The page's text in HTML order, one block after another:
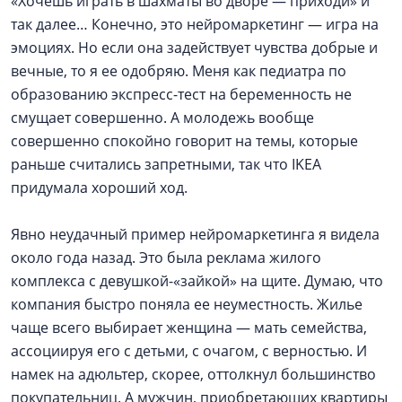
так далее… Конечно, это нейромаркетинг — игра на
эмоциях. Но если она задействует чувства добрые и
вечные, то я ее одобряю. Меня как педиатра по
образованию экспресс-тест на беременность не
смущает совершенно. А молодежь вообще
совершенно спокойно говорит на темы, которые
раньше считались запретными, так что IKEA
придумала хороший ход.
Явно неудачный пример нейромаркетинга я видела
около года назад. Это была реклама жилого
комплекса с девушкой-«зайкой» на щите. Думаю, что
компания быстро поняла ее неуместность. Жилье
чаще всего выбирает женщина — мать семейства,
ассоциируя его с детьми, с очагом, с верностью. И
намек на адюльтер, скорее, оттолкнул большинство
покупательниц. А мужчин, приобретающих квартиры